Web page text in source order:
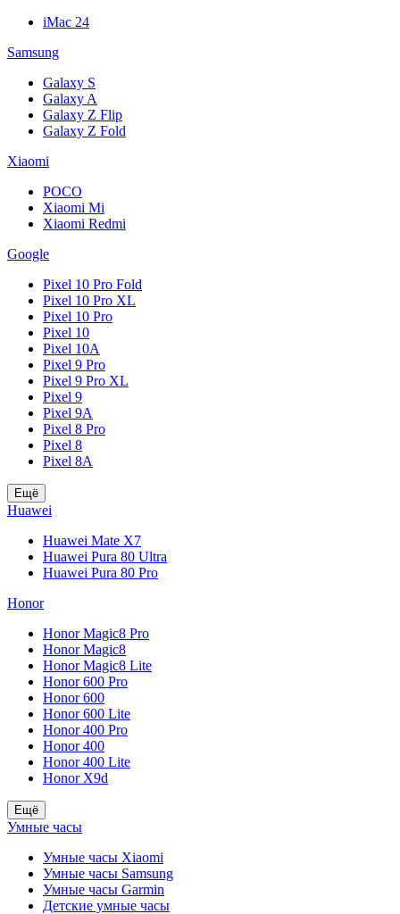
iMac 24
Samsung
Galaxy S
Galaxy A
Galaxy Z Flip
Galaxy Z Fold
Xiaomi
POCO
Xiaomi Mi
Xiaomi Redmi
Google
Pixel 10 Pro Fold
Pixel 10 Pro XL
Pixel 10 Pro
Pixel 10
Pixel 10A
Pixel 9 Pro
Pixel 9 Pro XL
Pixel 9
Pixel 9A
Pixel 8 Pro
Pixel 8
Pixel 8A
Ещё
Huawei
Huawei Mate X7
Huawei Pura 80 Ultra
Huawei Pura 80 Pro
Honor
Honor Magic8 Pro
Honor Magic8
Honor Magic8 Lite
Honor 600 Pro
Honor 600
Honor 600 Lite
Honor 400 Pro
Honor 400
Honor 400 Lite
Honor X9d
Ещё
Умные часы
Умные часы Xiaomi
Умные часы Samsung
Умные часы Garmin
Детские умные часы